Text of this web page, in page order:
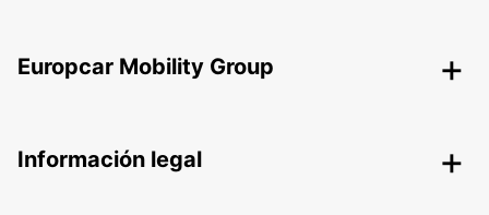
Europcar Mobility Group
Información legal